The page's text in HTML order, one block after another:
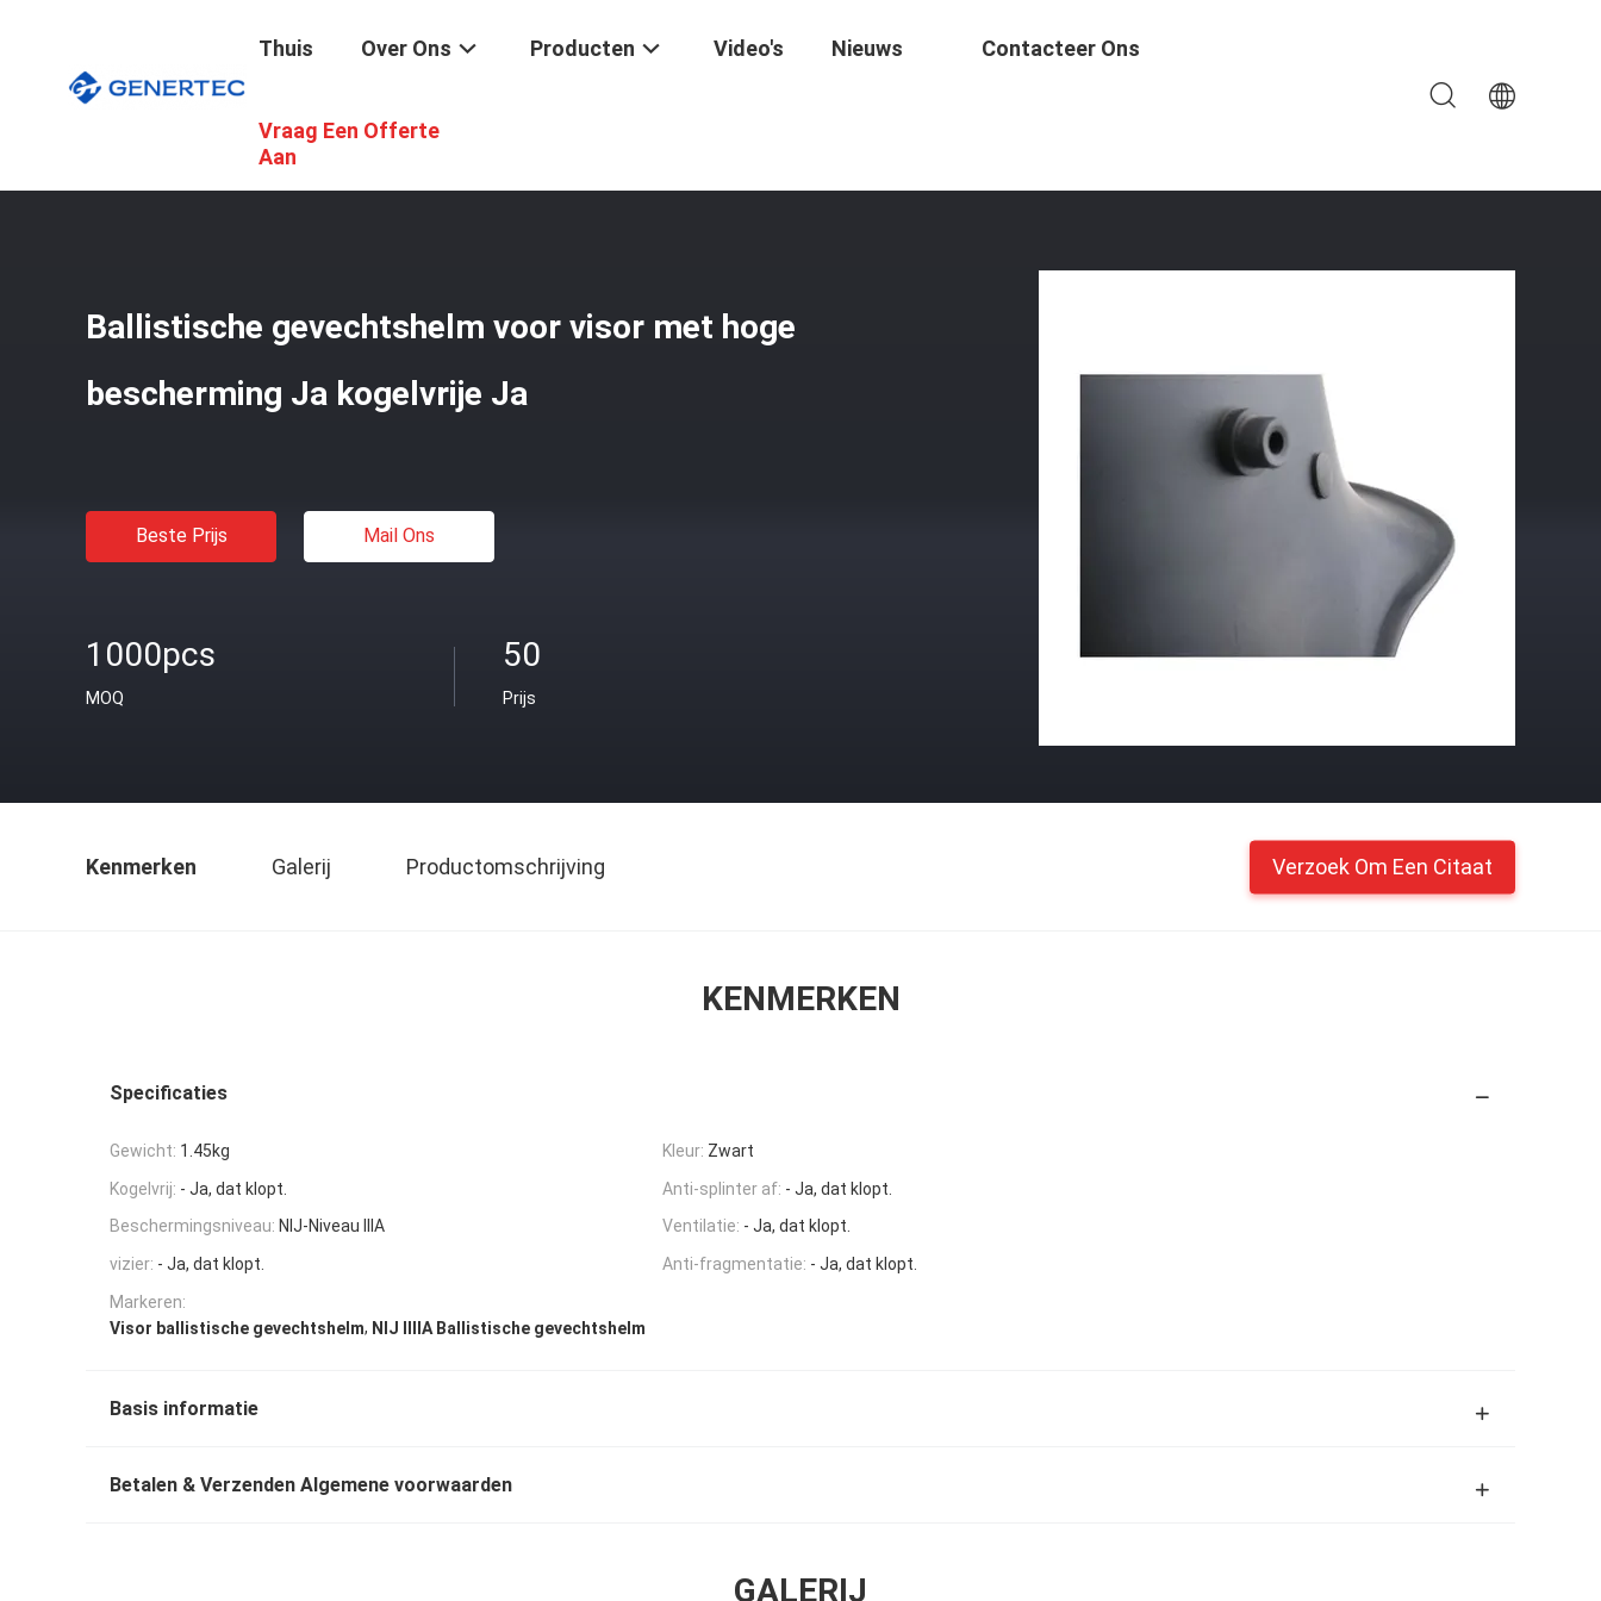
Thuis Over Ons Producten Video's Nieuws Contacteer Ons
Vraag Een Offerte
Aan
Tactische Ballistische Helm
Ballistische gevechtshelm voor visor met hoge
bescherming Ja kogelvrije Ja
Beste Prijs Mail Ons
1000pcs
MOQ
50
Prijs
Kenmerken Galerij Productomschrijving Verzoek Om Een Citaat
KENMERKEN
Specificaties
Gewicht: 1.45kg Kleur: Zwart
Kogelvrij: - Ja, dat klopt. Anti-splinter af: - Ja, dat klopt.
Beschermingsniveau: NIJ-Niveau IIIA Ventilatie: - Ja, dat klopt.
vizier: - Ja, dat klopt. Anti-fragmentatie: - Ja, dat klopt.
Markeren:
Visor ballistische gevechtshelm, NIJ IIIIA Ballistische gevechtshelm
Basis informatie
Betalen & Verzenden Algemene voorwaarden
GALERIJ